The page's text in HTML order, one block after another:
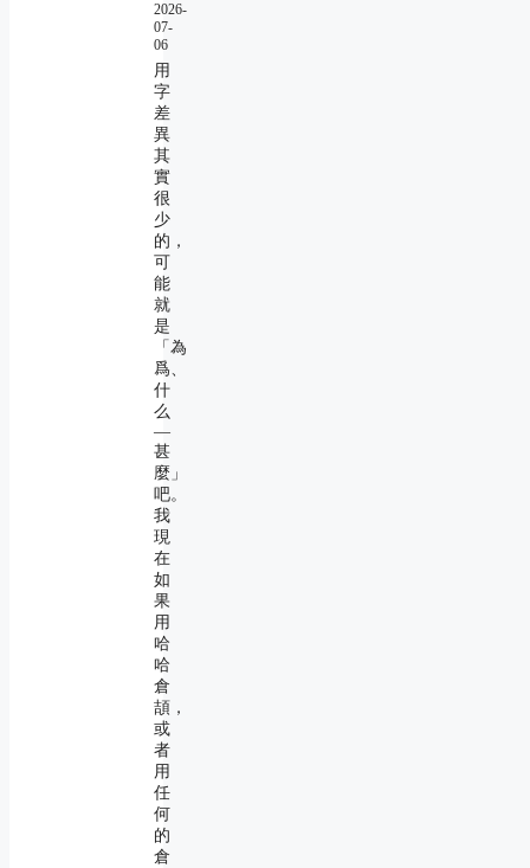
2026-
07-
06
用
字
差
異
其
實
很
少
的，
可
能
就
是
「為
爲、
什
么
―
甚
麼」
吧。
我
現
在
如
果
用
哈
哈
倉
頡，
或
者
用
任
何
的
倉